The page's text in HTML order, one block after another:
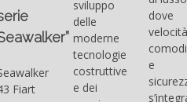
Fiart
sviluppo
delle
moderne
tecnologie
costruttive
e dei
dove
e